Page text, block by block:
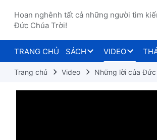
Hoan nghênh tất cả những người tìm
Đức Chúa Trời!
TRANG CHỦ SÁCH VIDEO
Trang chủ Video Những lời của